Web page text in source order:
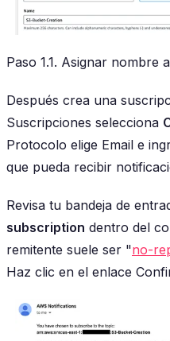
Paso 1.1. Asignar nombre
Después crea una
Suscripciones selecciona
Protocolo elige Email e
que pueda recibir
Revisa tu bandeja de
subscription dentro del
remitente suele ser "no-
Haz clic en el enlace